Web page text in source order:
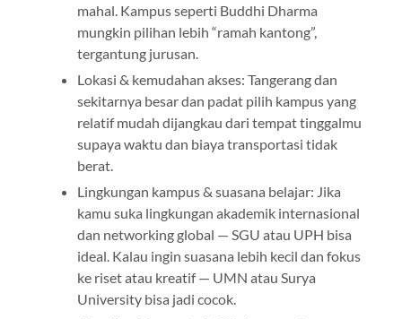
mahal. Kampus seperti Buddhi Dharma
mungkin pilihan lebih “ramah kantong”,
tergantung jurusan.
Lokasi & kemudahan akses: Tangerang dan
sekitarnya besar dan padat pilih kampus yang
relatif mudah dijangkau dari tempat tinggalmu
supaya waktu dan biaya transportasi tidak
berat.
Lingkungan kampus & suasana belajar: Jika
kamu suka lingkungan akademik internasional
dan networking global — SGU atau UPH bisa
ideal. Kalau ingin suasana lebih kecil dan fokus
ke riset atau kreatif — UMN atau Surya
University bisa jadi cocok.